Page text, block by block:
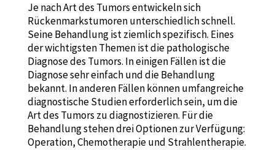
Je nach Art des Tumors entwickeln sich
Rückenmarkstumoren unterschiedlich schnell.
Seine Behandlung ist ziemlich spezifisch. Eines
der wichtigsten Themen ist die pathologische
Diagnose des Tumors. In einigen Fällen ist die
Diagnose sehr einfach und die Behandlung
bekannt. In anderen Fällen können umfangreiche
diagnostische Studien erforderlich sein, um die
Art des Tumors zu diagnostizieren. Für die
Behandlung stehen drei Optionen zur Verfügung:
Operation, Chemotherapie und Strahlentherapie.